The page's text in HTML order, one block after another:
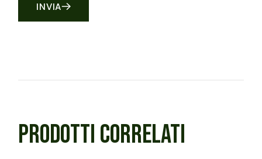
INVIA
PRODOTTI CORRELATI